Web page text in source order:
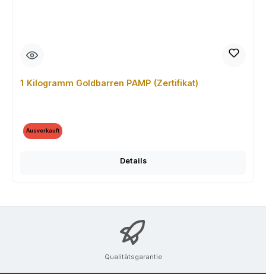
1 Kilogramm Goldbarren PAMP (Zertifikat)
Ausverkauft
Details
Qualitätsgarantie